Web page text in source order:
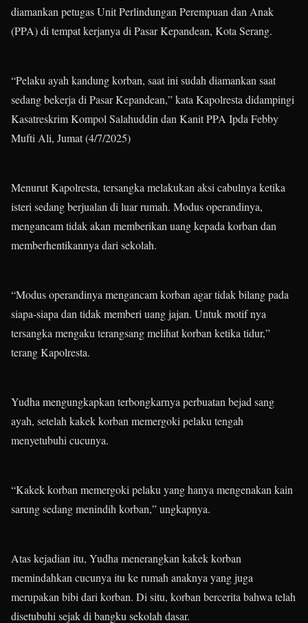
diamankan petugas Unit Perlindungan Perempuan dan Anak
(PPA) di tempat kerjanya di Pasar Kepandean, Kota Serang.
“Pelaku ayah kandung korban, saat ini sudah diamankan saat
sedang bekerja di Pasar Kepandean,” kata Kapolresta didampingi
Kasatreskrim Kompol Salahuddin dan Kanit PPA Ipda Febby
Mufti Ali, Jumat (4/7/2025)
Menurut Kapolresta, tersangka melakukan aksi cabulnya ketika
isteri sedang berjualan di luar rumah. Modus operandinya,
mengancam tidak akan memberikan uang kepada korban dan
memberhentikannya dari sekolah.
“Modus operandinya mengancam korban agar tidak bilang pada
siapa-siapa dan tidak memberi uang jajan. Untuk motif nya
tersangka mengaku terangsang melihat korban ketika tidur,”
terang Kapolresta.
Yudha mengungkapkan terbongkarnya perbuatan bejad sang
ayah, setelah kakek korban memergoki pelaku tengah
menyetubuhi cucunya.
“Kakek korban memergoki pelaku yang hanya mengenakan kain
sarung sedang menindih korban,” ungkapnya.
Atas kejadian itu, Yudha menerangkan kakek korban
memindahkan cucunya itu ke rumah anaknya yang juga
merupakan bibi dari korban. Di situ, korban bercerita bahwa telah
disetubuhi sejak di bangku sekolah dasar.